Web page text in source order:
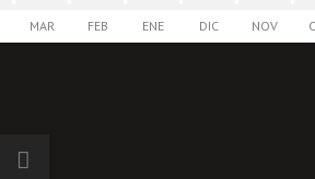
MAR FEB ENE DIC NOV